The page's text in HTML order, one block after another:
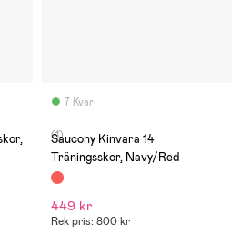
7 Kvar
(1)
Saucony Kinvara 14
Träningsskor, Navy/Red
449 kr
Rek pris: 800 kr